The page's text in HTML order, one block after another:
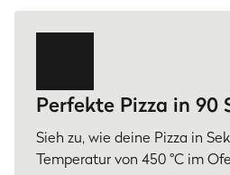
Perfekte Pizza in 90
Sieh zu, wie deine Pizza in
Temperatur von 450 °C im